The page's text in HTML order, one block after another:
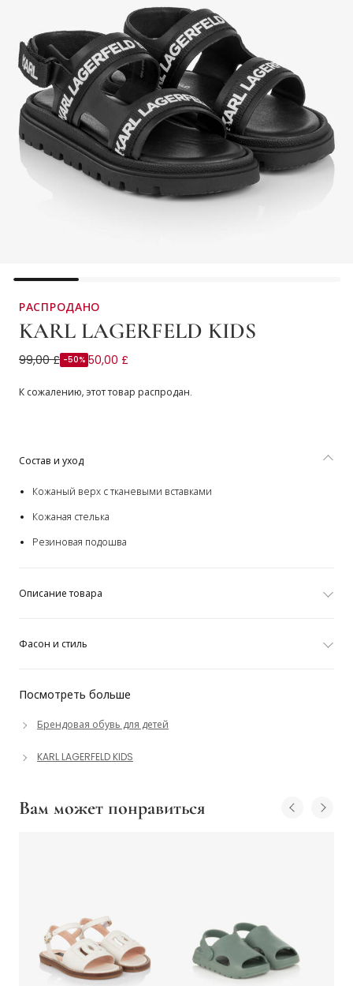
РАСПРОДАНО
KARL LAGERFELD KIDS
Black Velcro Sandals with Logo Trims
99,00 £ -50% 50,00 £
К сожалению, этот товар распродан.
Посмотреть больше
Брендовая обувь для детей
KARL LAGERFELD KIDS
Состав и уход
Кожаный верх с тканевыми вставками
Кожаная стелька
Резиновая подошва
Описание товара
Фасон и стиль
Вам может понравиться